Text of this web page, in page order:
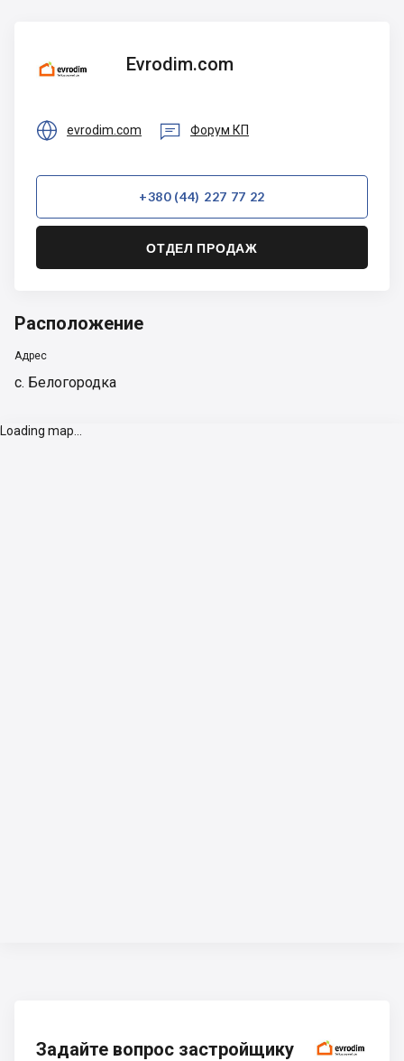
Evrodim.com
 evrodim.com  Форум КП
+380 (44) 227 77 22
ОТДЕЛ ПРОДАЖ
Расположение
Адрес
с. Белогородка
Loading map...
Задайте вопрос застройщику